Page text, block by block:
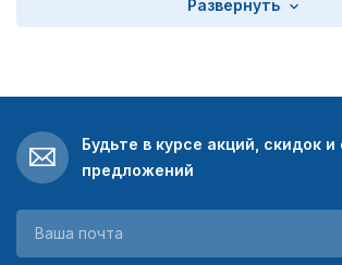
Развернуть
Будьте в курсе акций, скидок
предложений